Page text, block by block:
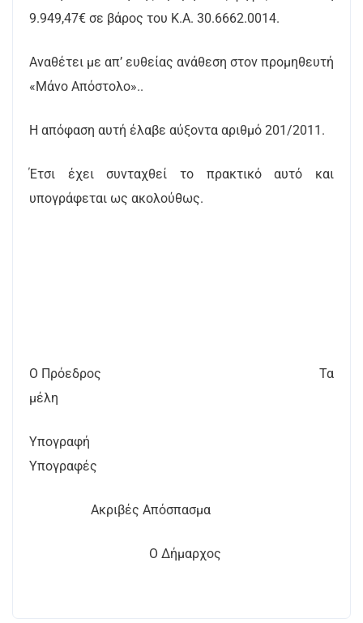
9.949,47€ σε βάρος του Κ.Α. 30.6662.0014.
Αναθέτει με απ’ ευθείας ανάθεση στον προμηθευτή
«Μάνο Απόστολο»..
Η απόφαση αυτή έλαβε αύξοντα αριθμό 201/2011.
Έτσι έχει συνταχθεί το πρακτικό αυτό και
υπογράφεται ως ακολούθως.
Ο Πρόεδρος Τα
μέλη
Υπογραφή
Υπογραφές
Ακριβές Απόσπασμα
Ο Δήμαρχος